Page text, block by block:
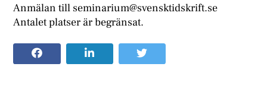
Anmälan till seminarium@svensktidskrift.se
Antalet platser är begränsat.